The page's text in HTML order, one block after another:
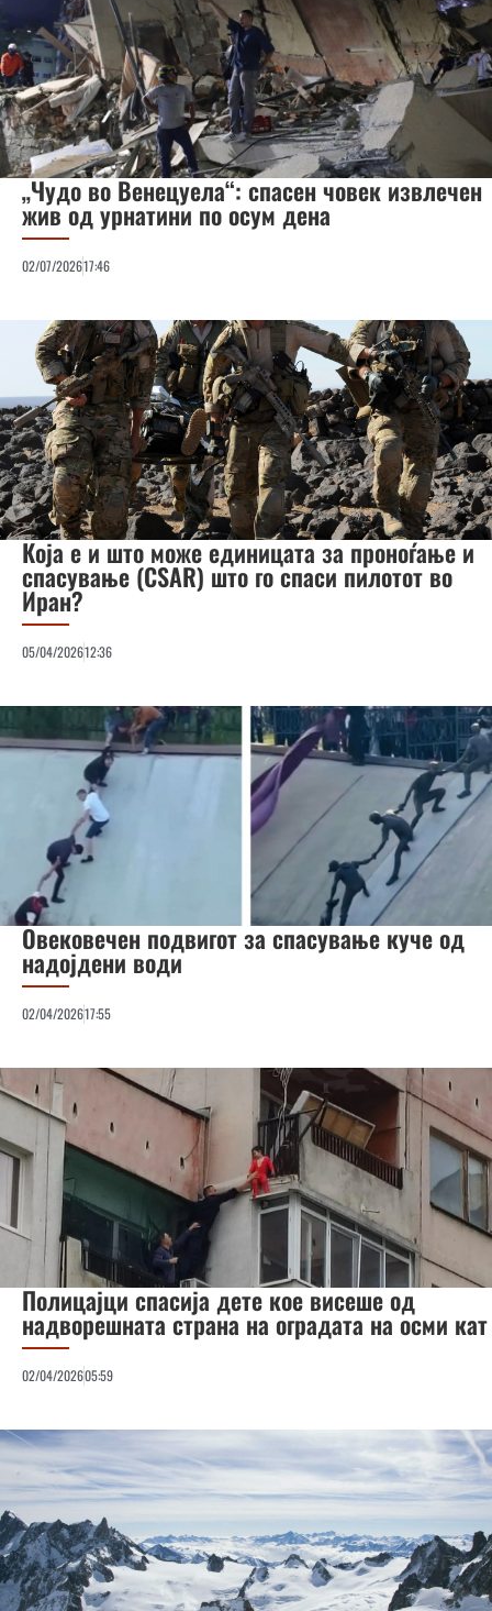
„Чудо во Венецуела“: спасен човек извлечен
жив од урнатини по осум дена
02/07/202617:46
Која е и што може единицата за проноѓање и
спасување (CSAR) што го спаси пилотот во
Иран?
05/04/202612:36
Овековечен подвигот за спасување куче од
надојдени води
02/04/202617:55
Полицајци спасија дете кое висеше од
надворешната страна на оградата на осми кат
02/04/202605:59